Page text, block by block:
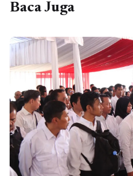
Baca Juga